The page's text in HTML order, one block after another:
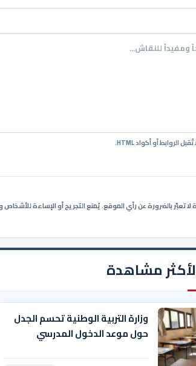
لا تعبّر بالضرورة عن رأي الموقع. يُمنع التجريح أو الإساءة
مشاهدة
وزارة التربية الوطنية تحسم الجدل
حول موعد الدخول المدرسي